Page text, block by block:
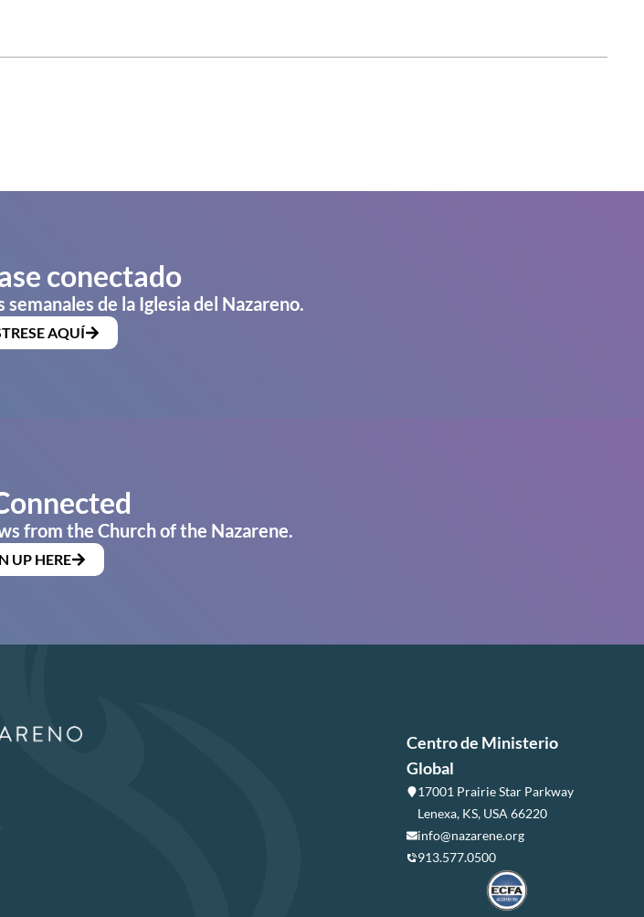
conectado
de la Iglesia del Nazareno.
AQUÍ
from the Church of the Nazarene.
UP HERE
Centro de Ministerio
Global
17001 Prairie Star Parkway
Lenexa, KS, USA 66220
info@nazarene.org
913.577.0500